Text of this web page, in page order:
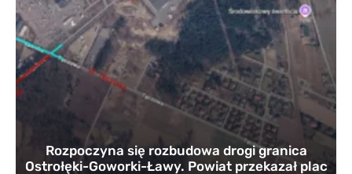
Rozpoczyna się rozbudowa drogi granica
Ostrołęki-Goworki-Ławy. Powiat przekazał plac